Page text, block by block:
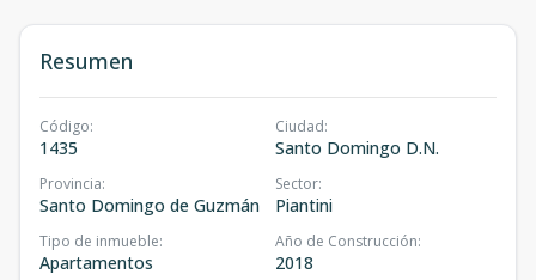
Resumen
Código:
1435
Ciudad:
Santo Domingo D.N.
Provincia:
Santo Domingo de Guzmán
Sector:
Piantini
Tipo de inmueble:
Apartamentos
Año de Construcción:
2018